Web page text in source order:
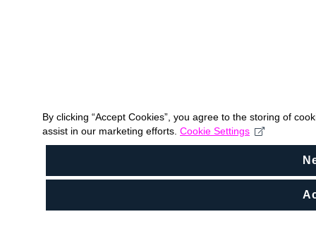
By clicking “Accept Cookies”, you agree to the storing of
assist in our marketing efforts. Cookie Settings